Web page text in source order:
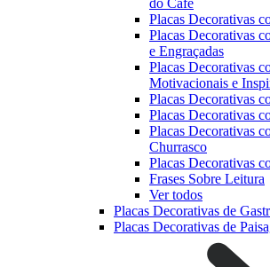
do Café
Placas Decorativas
Placas Decorativas
e Engraçadas
Placas Decorativas
Motivacionais e
Placas Decorativas
Placas Decorativas
Placas Decorativas
Churrasco
Placas Decorativas
Frases Sobre Leitura
Ver todos
Placas Decorativas de
Placas Decorativas de